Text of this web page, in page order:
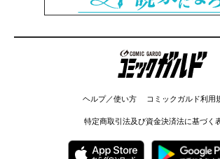
コミックガルド
ヘルプ／使い方 コミックガルド利用
特定商取引法及び資金決済法に基づく